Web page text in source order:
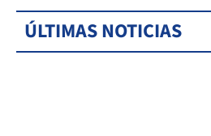
ÚLTIMAS NOTICIAS